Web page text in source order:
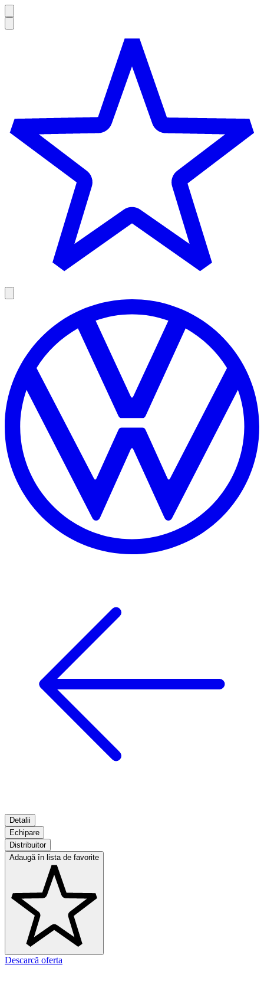
Detalii
Echipare
Distribuitor
Adaugă în lista de favorite
Descarcă oferta